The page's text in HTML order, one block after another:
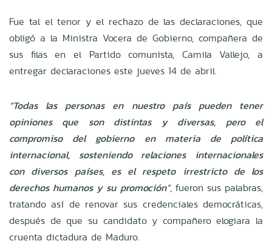
Fue tal el tenor y el rechazo de las declaraciones, que
obligó a la Ministra Vocera de Gobierno, compañera de
sus filas en el Partido comunista, Camila Vallejo, a
entregar declaraciones este jueves 14 de abril.
“Todas las personas en nuestro país pueden tener
opiniones que son distintas y diversas, pero el
compromiso del gobierno en materia de política
internacional, sosteniendo relaciones internacionales
con diversos países, es el respeto irrestricto de los
derechos humanos y su promoción”, fueron sus palabras,
tratando así de renovar sus credenciales democráticas,
después de que su candidato y compañero elogiara la
cruenta dictadura de Maduro.